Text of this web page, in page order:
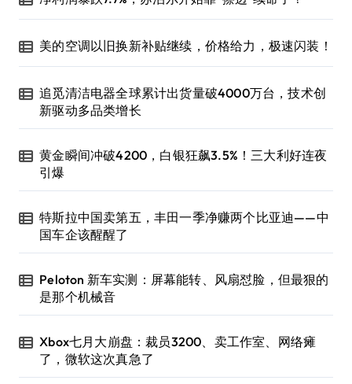
美的空调以旧换新补贴继续，价格给力，极速闪装！
追觅清洁电器全球累计出货量破4000万台，技术创
新驱动多品类增长
黄金瞬间冲破4200，白银狂飙3.5%！三大利好连夜
引爆
特斯拉中国卖第五，丰田一季净赚两个比亚迪——中
国车企该醒醒了
Peloton 新车实测：屏幕能转、风扇怼脸，但最狠的
是那个机械音
Xbox七月大崩盘：裁员3200、卖工作室、网络瘫
了，微软这次真急了